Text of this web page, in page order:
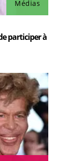
Médias
participer à